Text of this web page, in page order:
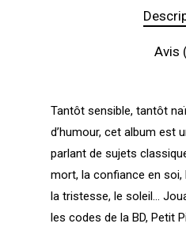
Avis
Tantôt sensible, tantôt
d’humour, cet album est
parlant de sujets
mort, la confiance en soi,
la tristesse, le soleil…
les codes de la BD, Petit